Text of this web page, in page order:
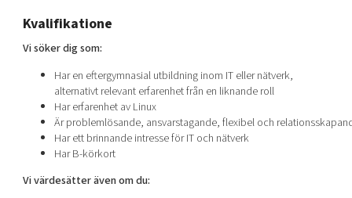
Kvalifikatione
Vi söker dig som:
Har en eftergymnasial utbildning inom IT eller nätverk,
alternativt relevant erfarenhet från en liknande roll
Har erfarenhet av Linux
Är problemlösande, ansvarstagande, flexibel och
Har ett brinnande intresse för IT och nätverk
Har B-körkort
Vi värdesätterävenom du: